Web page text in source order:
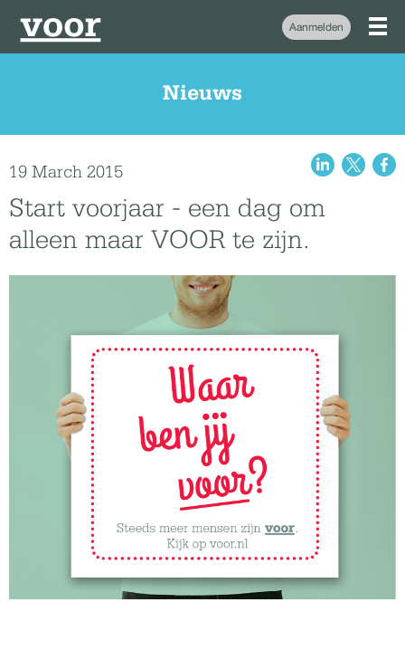
Aanmelden
Nieuws
19 March 2015
Start voorjaar - een dag om
alleen maar VOOR te zijn.